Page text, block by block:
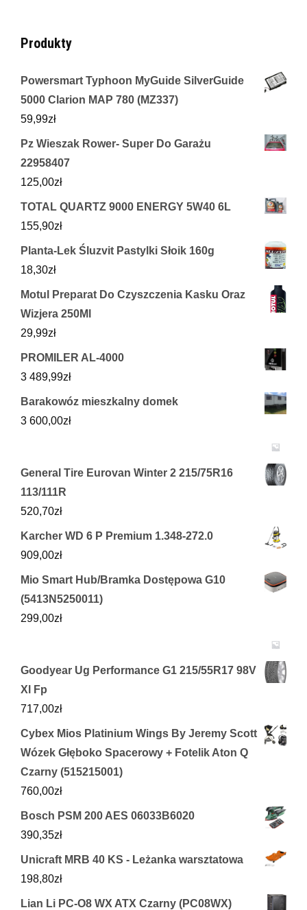
Produkty
Powersmart Typhoon MyGuide SilverGuide
5000 Clarion MAP 780 (MZ337)
59,99zł
Pz Wieszak Rower- Super Do Garażu
22958407
125,00zł
TOTAL QUARTZ 9000 ENERGY 5W40 6L
155,90zł
Planta-Lek Śluzvit Pastylki Słoik 160g
18,30zł
Motul Preparat Do Czyszczenia Kasku Oraz
Wizjera 250Ml
29,99zł
PROMILER AL-4000
3 489,99zł
Barakowóz mieszkalny domek
3 600,00zł
General Tire Eurovan Winter 2 215/75R16
113/111R
520,70zł
Karcher WD 6 P Premium 1.348-272.0
909,00zł
Mio Smart Hub/Bramka Dostępowa G10
(5413N5250011)
299,00zł
Goodyear Ug Performance G1 215/55R17 98V
Xl Fp
717,00zł
Cybex Mios Platinium Wings By Jeremy Scott
Wózek Głęboko Spacerowy + Fotelik Aton Q
Czarny (515215001)
760,00zł
Bosch PSM 200 AES 06033B6020
390,35zł
Unicraft MRB 40 KS - Leżanka warsztatowa
198,80zł
Lian Li PC-O8 WX ATX Czarny (PC08WX)